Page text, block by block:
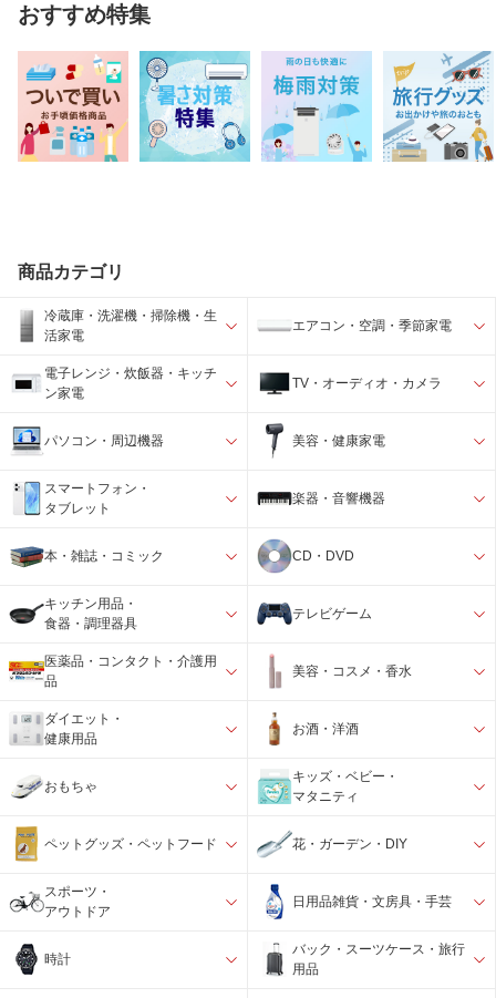
おすすめ特集
商品カテゴリ
冷蔵庫・洗濯機・掃除機・生
活家電
エアコン・空調・季節家電
電子レンジ・炊飯器・キッチ
ン家電
TV・オーディオ・カメラ
パソコン・周辺機器 美容・健康家電
スマートフォン・
タブレット
楽器・音響機器
本・雑誌・コミック CD・DVD
キッチン用品・
食器・調理器具
テレビゲーム
医薬品・コンタクト・介護用
品
美容・コスメ・香水
ダイエット・
健康用品
お酒・洋酒
おもちゃ
キッズ・ベビー・
マタニティ
ペットグッズ・ペットフード 花・ガーデン・DIY
スポーツ・
アウトドア
日用品雑貨・文房具・手芸
時計
バック・スーツケース・旅行
用品